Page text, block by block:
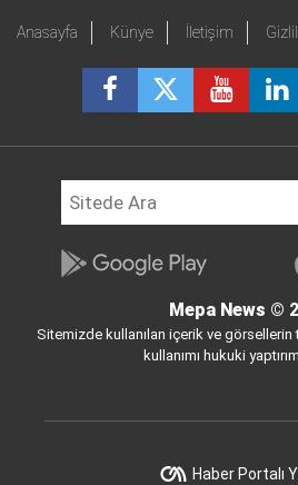
Anasayfa Künye İletişim
Mepa News ©
Sitemizde kullanılan içerik ve görsellerin
kullanımı hukuki
Haber Portalı